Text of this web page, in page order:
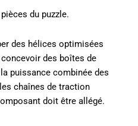
pièces du puzzle.
des hélices optimisées
des boîtes de
puissance combinée des
chaînes de traction
doit être allégé.